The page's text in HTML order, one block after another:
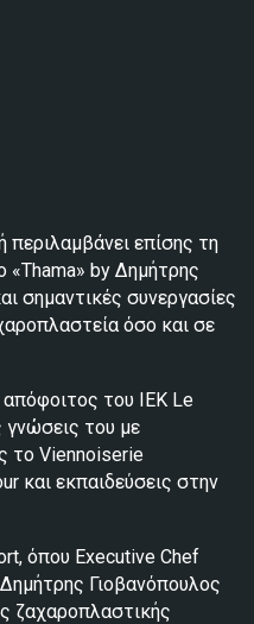
περιλαμβάνει επίσης τη
«Thama» by Δημήτρης
σημαντικές συνεργασίες
όσο και σε
απόφοιτος του ΙΕΚ Le
γνώσεις του με
το Viennoiserie
και εκπαιδεύσεις στην
όπου Executive Chef
Γιοβανόπουλος
ζαχαροπλαστικής